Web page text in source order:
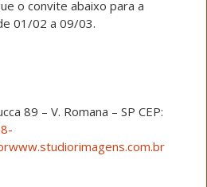
o convite abaixo para a
01/02 a 09/03.
89 – V. Romana – SP CEP: